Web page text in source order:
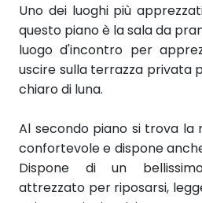
Uno dei luoghi più
questo piano è la sala da
luogo d'incontro per
uscire sulla terrazza privata
chiaro di luna.
Al secondo piano si trova la
confortevole e dispone
Dispone di un
attrezzato per riposarsi,